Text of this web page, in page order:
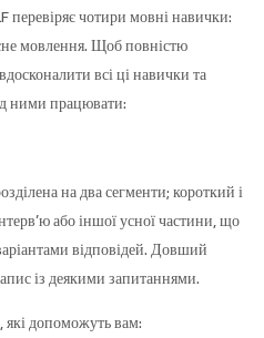
перевіряє чотири мовні навички:
мовлення. Щоб повністю
всі ці навички та
ними працювати:
на два сегменти; короткий і
або іншої усної частини, що
відповідей. Довший
із деякими запитаннями.
допоможуть вам: